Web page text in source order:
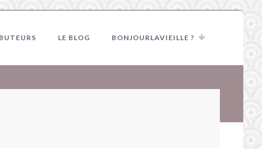
LE BLOG BONJOURLAVIEILLE ?